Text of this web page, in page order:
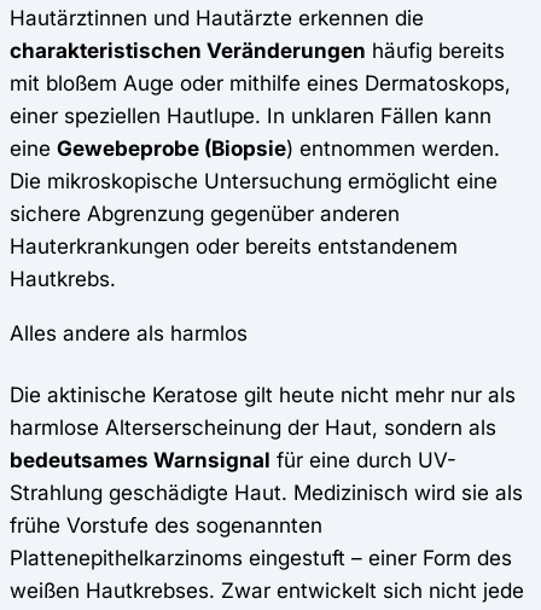
Hautärztinnen und Hautärzte erkennen die
charakteristischen Veränderungen häufig bereits
mit bloßem Auge oder mithilfe eines Dermatoskops,
einer speziellen Hautlupe. In unklaren Fällen kann
eine Gewebeprobe (Biopsie) entnommen werden.
Die mikroskopische Untersuchung ermöglicht eine
sichere Abgrenzung gegenüber anderen
Hauterkrankungen oder bereits entstandenem
Hautkrebs.
Alles andere als harmlos
Die aktinische Keratose gilt heute nicht mehr nur als
harmlose Alterserscheinung der Haut, sondern als
bedeutsames Warnsignal für eine durch UV-
Strahlung geschädigte Haut. Medizinisch wird sie als
frühe Vorstufe des sogenannten
Plattenepithelkarzinoms eingestuft – einer Form des
weißen Hautkrebses. Zwar entwickelt sich nicht jede